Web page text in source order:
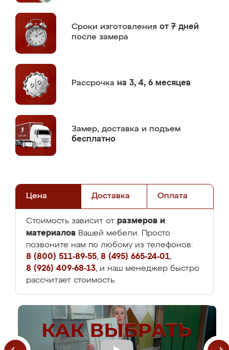
Сроки изготовления от 7 дней
после замера
Рассрочка на 3, 4, 6 месяцев
Замер, доставка и подъем
бесплатно
Цена Доставка Оплата
Стоимость зависит от размеров и
материалов Вашей мебели. Просто
позвоните нам по любому из телефонов:
8 (800) 511-89-55, 8 (495) 665-24-01,
8 (926) 409-68-13, и наш менеджер быстро
рассчитает стоимость.